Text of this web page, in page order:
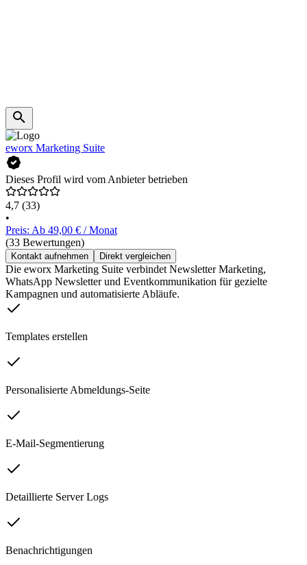
eworx Marketing Suite
Dieses Profil wird vom Anbieter betrieben
4,7 (33)
•
Preis: Ab 49,00 € / Monat
(33 Bewertungen)
Kontakt aufnehmen Direkt vergleichen
Die eworx Marketing Suite verbindet Newsletter Marketing,
WhatsApp Newsletter und Eventkommunikation für gezielte
Kampagnen und automatisierte Abläufe.
Templates erstellen
Personalisierte Abmeldungs-Seite
E-Mail-Segmentierung
Detaillierte Server Logs
Benachrichtigungen